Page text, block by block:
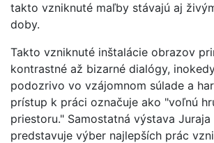
takto vzniknuté maľby stávajú aj
doby.
Takto vzniknuté inštalácie obrazov
kontrastné až bizarné dialógy,
podozrivo vo vzájomnom súlade a
prístup k práci označuje ako "voľnú
priestoru." Samostatná výstava Juraja
predstavuje výber najlepších prác